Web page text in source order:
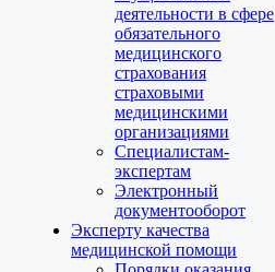
деятельности в сфере
обязательного
медицинского
страхования
страховыми
медицинскими
организациями
Специалистам-
экспертам
Электронный
документооборот
Эксперту качества
медицинской помощи